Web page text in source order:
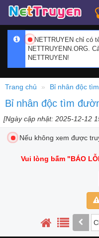
NETTRUYEN chỉ có
NETTRUYENN.ORG.
NETTRUYEN!
Trang chủ Bỉ nhân độc
Bỉ nhân độc tìm
[Ngày cập nhật: 2025-12-12
Nếu không xem được
Vui lòng bấm "BÁO